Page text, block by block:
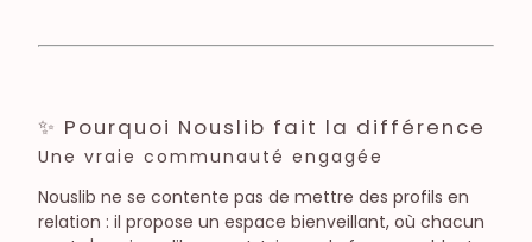
✨ Pourquoi Nouslib fait la différence
Une vraie communauté engagée
Nouslib ne se contente pas de mettre des profils en
relation : il propose un espace bienveillant, où chacun